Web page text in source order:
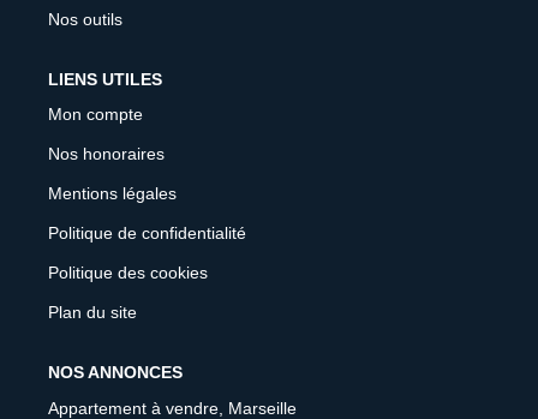
Nos outils
LIENS UTILES
Mon compte
Nos honoraires
Mentions légales
Politique de confidentialité
Politique des cookies
Plan du site
NOS ANNONCES
Appartement à vendre, Marseille